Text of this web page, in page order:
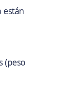
están
(peso